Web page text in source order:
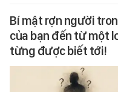
Bí mật rợn người
của bạn đến từ một
từng được biết tới!